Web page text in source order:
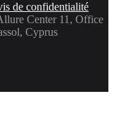
de confidentialité
Center 11, Office
Cyprus